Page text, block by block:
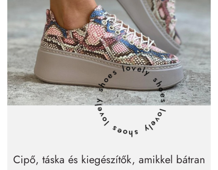
lovely shoes lovely shoes lovely shoes
Cipő, táska és kiegészítők, amikkel bátran